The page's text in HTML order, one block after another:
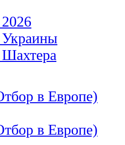
в Европе)
в Европе)